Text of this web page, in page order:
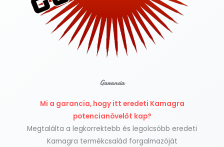
Garancia
Mi a garancia, hogy itt eredeti Kamagra
potencianövelőt kap?
Megtalálta a legkorrektebb és legolcsóbb eredeti
Kamagra termékcsalád forgalmazóját